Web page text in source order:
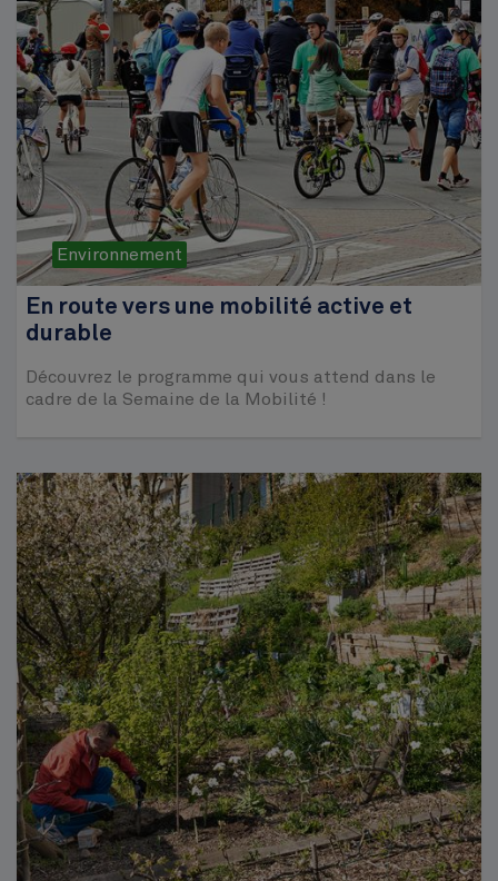
Environnement
En route vers une mobilité active et
durable
Découvrez le programme qui vous attend dans le
cadre de la Semaine de la Mobilité !